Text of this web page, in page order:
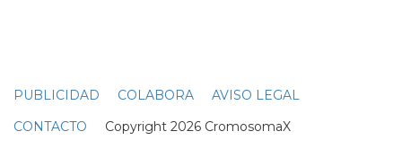
PUBLICIDAD COLABORA
AVISO LEGAL
CONTACTO Copyright 2026 CromosomaX